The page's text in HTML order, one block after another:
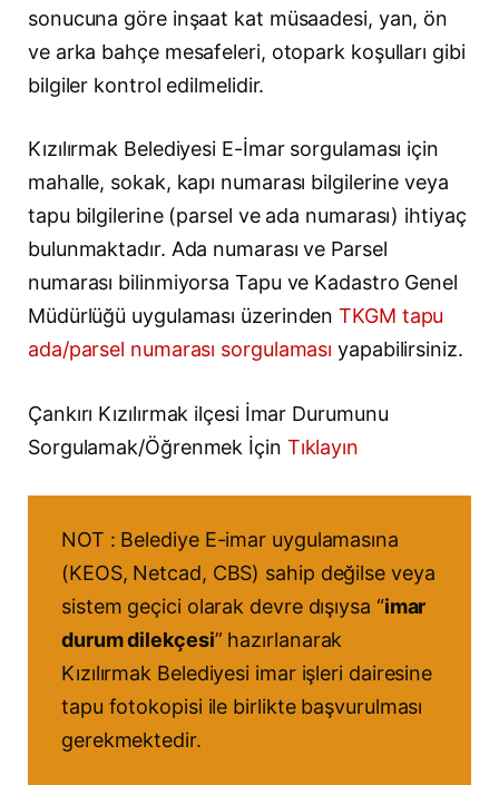
sonucuna göre inşaat kat müsaadesi, yan, ön
ve arka bahçe mesafeleri, otopark koşulları gibi
bilgiler kontrol edilmelidir.
Kızılırmak Belediyesi E-İmar sorgulaması için
mahalle, sokak, kapı numarası bilgilerine veya
tapu bilgilerine (parsel ve ada numarası) ihtiyaç
bulunmaktadır. Ada numarası ve Parsel
numarası bilinmiyorsa Tapu ve Kadastro Genel
Müdürlüğü uygulaması üzerindenTKGM tapu
ada/parsel numarası sorgulaması yapabilirsiniz.
Çankırı Kızılırmak ilçesi İmar Durumunu
Sorgulamak/Öğrenmek İçin Tıklayın
NOT : Belediye E-imar uygulamasına
(KEOS, Netcad, CBS) sahip değilse veya
sistem geçici olarak devre dışıysa “imar
durum dilekçesi” hazırlanarak
Kızılırmak Belediyesi imar işleri dairesine
tapu fotokopisi ile birlikte başvurulması
gerekmektedir.